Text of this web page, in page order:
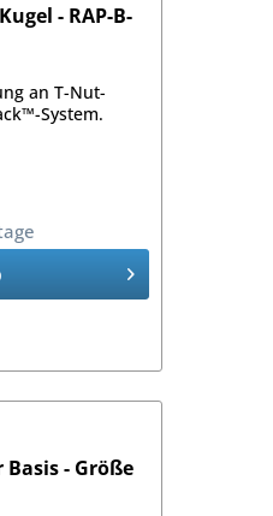
- RAP-B-
an T-Nut-
System.
- Größe